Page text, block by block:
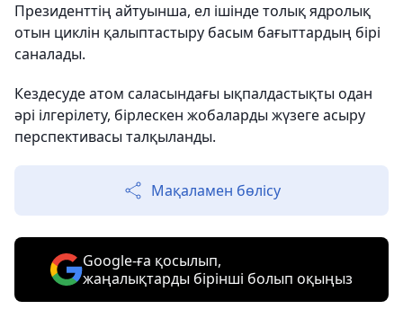
Президенттің айтуынша, ел ішінде толық ядролық
отын циклін қалыптастыру басым бағыттардың бірі
саналады.
Кездесуде атом саласындағы ықпалдастықты одан
әрі ілгерілету, бірлескен жобаларды жүзеге асыру
перспективасы талқыланды.
Мақаламен бөлісу
Google-ға қосылып,
жаңалықтарды бірінші болып оқыңыз